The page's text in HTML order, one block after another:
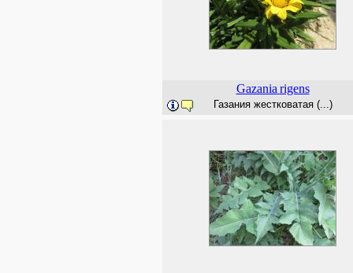
Gazania rigens
Газания жестковатая (...)